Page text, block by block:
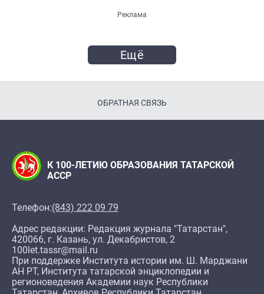
Реклама
Ещё
ОБРАТНАЯ СВЯЗЬ
К 100-ЛЕТИЮ ОБРАЗОВАНИЯ ТАТАРСКОЙ
АССР
Телефон:(843) 222 09 79
Адрес редакции: Редакция журнала "Татарстан",
420066, г. Казань, ул. Декабристов, 2
100let.tassr@mail.ru
При поддержке Института истории им. Ш. Марджани
АН РТ, Института татарской энциклопедии и
регионоведения Академии наук Республики